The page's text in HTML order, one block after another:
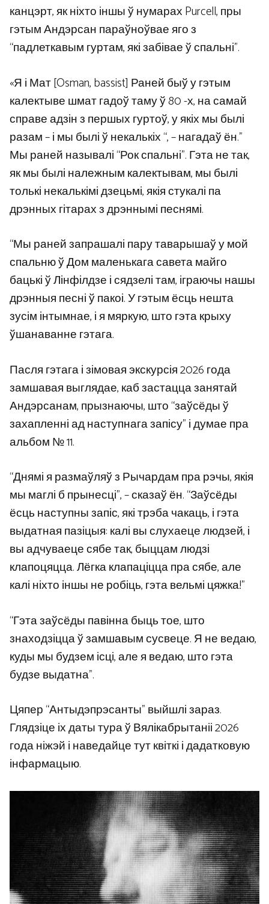
канцэрт, як ніхто іншы ў нумарах Purcell, пры
гэтым Андэрсан параўноўвае яго з
“падлеткавым гуртам, які забівае ў спальні”.
«Я і Мат [Osman, bassist] Раней быў у гэтым
калектыве шмат гадоў таму ў 80 -х, на самай
справе адзін з першых гуртоў, у якіх мы былі
разам – і мы былі ў некалькіх “, – нагадаў ён.”
Мы раней называлі “Рок спальні”. Гэта не так,
як мы былі належным калектывам, мы былі
толькі некалькімі дзецьмі, якія стукалі па
дрэнных гітарах з дрэннымі песнямі.
“Мы раней запрашалі пару таварышаў у мой
спальню ў Дом маленькага савета майго
бацькі ў Лінфілдзе і сядзелі там, іграючы нашы
дрэнныя песні ў пакоі. У гэтым ёсць нешта
зусім інтымнае, і я мяркую, што гэта крыху
ўшанаванне гэтага.
Пасля гэтага і зімовая экскурсія 2026 года
замшавая выглядае, каб застацца занятай
Андэрсанам, прызнаючы, што “заўсёды ў
захапленні ад наступнага запісу” і думае пра
альбом № 11.
“Днямі я размаўляў з Рычардам пра рэчы, якія
мы маглі б прынесці”, – сказаў ён. “Заўсёды
ёсць наступны запіс, які трэба чакаць, і гэта
выдатная пазіцыя: калі вы слухаеце людзей, і
вы адчуваеце сябе так, быццам людзі
клапоцяцца. Лёгка клапаціцца пра сябе, але
калі ніхто іншы не робіць, гэта вельмі цяжка!”
“Гэта заўсёды павінна быць тое, што
знаходзіцца ў замшавым сусвеце. Я не ведаю,
куды мы будзем ісці, але я ведаю, што гэта
будзе выдатна”.
Цяпер “Антыдэпрэсанты” выйшлі зараз.
Глядзіце іх даты тура ў Вялікабрытаніі 2026
года ніжэй і наведайце тут квіткі і дадатковую
інфармацыю.